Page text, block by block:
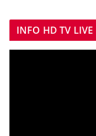
INFO HD TV LIVE